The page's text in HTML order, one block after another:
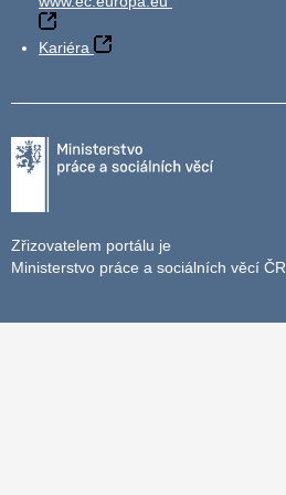
Kariéra
Zřizovatelem portálu je
Ministerstvo práce a sociálních věcí ČR